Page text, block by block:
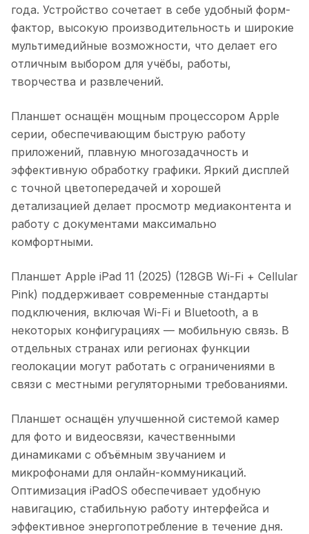
года. Устройство сочетает в себе удобный форм-
фактор, высокую производительность и широкие
мультимедийные возможности, что делает его
отличным выбором для учёбы, работы,
творчества и развлечений.
Планшет оснащён мощным процессором Apple
серии, обеспечивающим быструю работу
приложений, плавную многозадачность и
эффективную обработку графики. Яркий дисплей
с точной цветопередачей и хорошей
детализацией делает просмотр медиаконтента и
работу с документами максимально
комфортными.
Планшет Apple iPad 11 (2025) (128GB Wi-Fi + Cellular
Pink) поддерживает современные стандарты
подключения, включая Wi-Fi и Bluetooth, а в
некоторых конфигурациях — мобильную связь. В
отдельных странах или регионах функции
геолокации могут работать с ограничениями в
связи с местными регуляторными требованиями.
Планшет оснащён улучшенной системой камер
для фото и видеосвязи, качественными
динамиками с объёмным звучанием и
микрофонами для онлайн-коммуникаций.
Оптимизация iPadOS обеспечивает удобную
навигацию, стабильную работу интерфейса и
эффективное энергопотребление в течение дня.